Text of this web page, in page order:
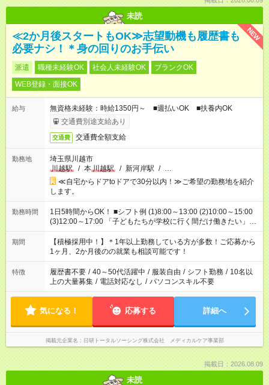
未読
NEW
≪2か月後スタートもOK≫志望動機も履歴書も
必要ナシ！＊身の回りのお手伝い
派遣 職種未経験OK 社会人未経験OK
ブランクOK
WEB登録・面接OK
給与
無資格未経験：時給1350円～ ■週払いOK ■扶養内OK
交通費別途支給あり
交通費 交通費全額支給
勤務地
埼玉県川越市
川越駅
/ 本川越駅 / 新河岸駅 / …
≪自宅からドアtoドアで30分以内！≫ご希望の勤務地を紹介
します。
勤務時間
1日5時間からOK！ ■シフト例 (1)8:00～13:00 (2)10:00～15:00
(3)12:00～17:00 「子どもたちが学校に行く間だけ働きたい」
「余裕を持って夕飯の準備がしたい」 「午前中は働いて、午後
はプライベートの時間にしたい」 など、ご希望を教えてくださ
いね。 ※Wワーク希望の方へ 今ご覧のお仕事で希望する勤務時
間と、もう1つのお仕事の勤務時間。 合計で週40時間を超える
場合は応募できません。
期間
【積極採用中！】＊1年以上勤務している方が多数！ご応募から
1ヶ月、2か月後のの就業も相談可能です！
特徴 履歴書不要 / 40～50代活躍中 / 服装自由 / シフト勤務 / 10名以
上の大量募集 / 電話対応なし / パソコンスキル不要
気になる！ 応募する 詳細へ
掲載元企業名 日研トータルソーシング株式会社 メディカルケア事業部
掲載日：2026.08.09
未読